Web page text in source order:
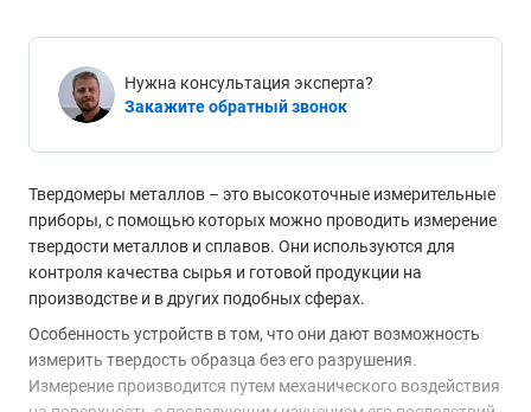
Нужна консультация эксперта?
Закажите обратный звонок
Твердомеры металлов – это высокоточные измерительные
приборы, с помощью которых можно проводить измерение
твердости металлов и сплавов. Они используются для
контроля качества сырья и готовой продукции на
производстве и в других подобных сферах.
Особенность устройств в том, что они дают возможность
измерить твердость образца без его разрушения.
Измерение производится путем механического воздействия